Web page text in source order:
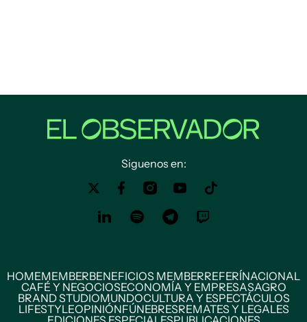
Siguenos en:
HOMEMEMBERBENEFICIOS MEMBERREFERÍNACIONAL
CAFÉ Y NEGOCIOSECONOMÍA Y EMPRESASAGRO
BRAND STUDIOMUNDOCULTURA Y ESPECTÁCULOS
LIFESTYLEOPINIÓNFÚNEBRESREMATES Y LEGALES